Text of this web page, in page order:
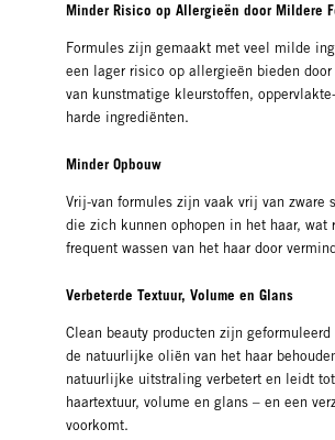
Minder Risico op Allergieën door Mildere
Formules zijn gemaakt met veel milde
een lager risico op allergieën bieden
van kunstmatige kleurstoffen,
harde ingrediënten.
Minder Opbouw
Vrij-van formules zijn vaak vrij van zware
die zich kunnen ophopen in het haar, wat
frequent wassen van het haar door
Verbeterde Textuur, Volume en Glans
Clean beauty producten zijn
de natuurlijke oliën van het haar
natuurlijke uitstraling verbetert en leidt tot
haartextuur, volume en glans – en een
voorkomt.